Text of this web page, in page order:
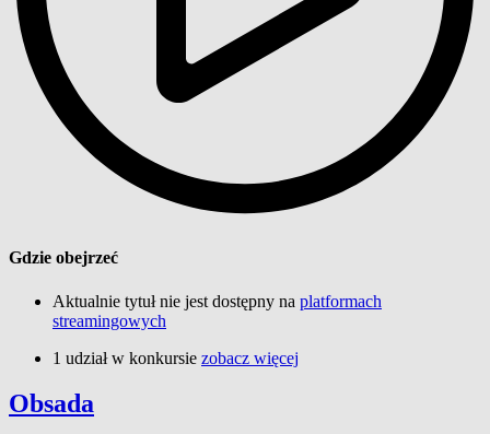
Gdzie obejrzeć
Aktualnie tytuł nie jest dostępny na platformach
streamingowych
1 udział w konkursie zobacz więcej
Obsada